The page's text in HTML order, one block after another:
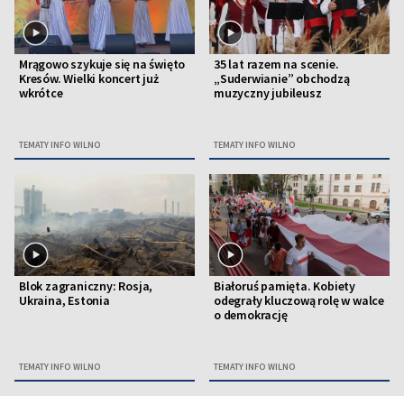
Mrągowo szykuje się na święto
Kresów. Wielki koncert już
wkrótce
TEMATY INFO WILNO
35 lat razem na scenie.
„Suderwianie” obchodzą
muzyczny jubileusz
TEMATY INFO WILNO
Blok zagraniczny: Rosja,
Ukraina, Estonia
TEMATY INFO WILNO
Białoruś pamięta. Kobiety
odegrały kluczową rolę w walce
o demokrację
TEMATY INFO WILNO